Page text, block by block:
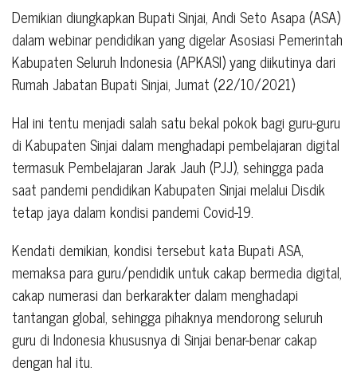
Demikian diungkapkan Bupati Sinjai, Andi Seto Asapa (ASA)
dalam webinar pendidikan yang digelar Asosiasi Pemerintah
Kabupaten Seluruh Indonesia (APKASI) yang diikutinya dari
Rumah Jabatan Bupati Sinjai, Jumat (22/10/2021)
Hal ini tentu menjadi salah satu bekal pokok bagi guru-guru
di Kabupaten Sinjai dalam menghadapi pembelajaran digital
termasuk Pembelajaran Jarak Jauh (PJJ), sehingga pada
saat pandemi pendidikan Kabupaten Sinjai melalui Disdik
tetap jaya dalam kondisi pandemi Covid-19.
Kendati demikian, kondisi tersebut kata Bupati ASA,
memaksa para guru/pendidik untuk cakap bermedia digital,
cakap numerasi dan berkarakter dalam menghadapi
tantangan global, sehingga pihaknya mendorong seluruh
guru di Indonesia khususnya di Sinjai benar-benar cakap
dengan hal itu.